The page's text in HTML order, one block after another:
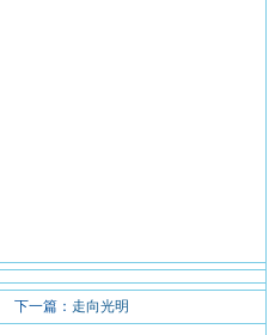
下一篇： 走向光明